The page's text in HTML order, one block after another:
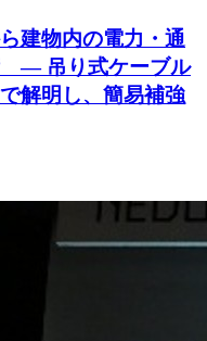
建物内の電力・通
― 吊り式ケーブル
解明し、簡易補強